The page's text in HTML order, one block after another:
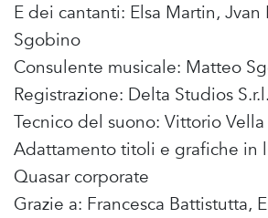
E dei cantanti: Elsa Martin,
Sgobino
Consulente musicale: Matteo
Registrazione: Delta Studios S.r.l.
Tecnico del suono: Vittorio Vella
Adattamento titoli e grafiche in
Quasar corporate
Grazie a: Francesca Battistutta,